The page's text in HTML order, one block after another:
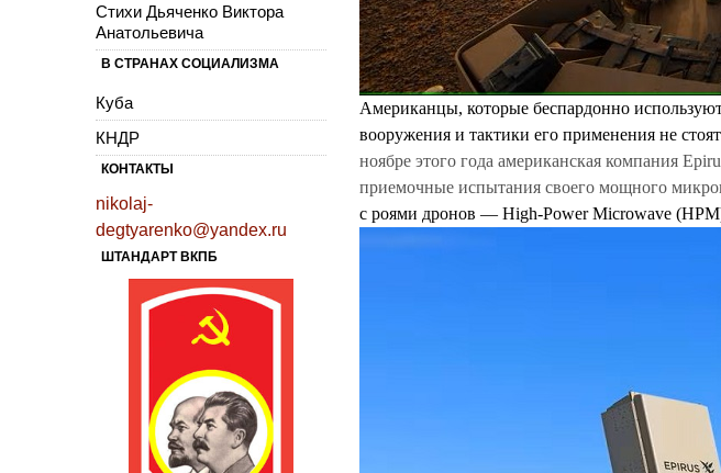
Американцы, которые беспардонно
вооружения и тактики его применения не
ноябре этого года американская компания
приемочные испытания своего мощного
с роями дронов — High-Power Microwave
Стихи Дьяченко Виктора
Анатольевича
В СТРАНАХ СОЦИАЛИЗМА
Куба
КНДР
КОНТАКТЫ
nikolaj-
degtyarenko@yandex.ru
ШТАНДАРТ ВКПБ